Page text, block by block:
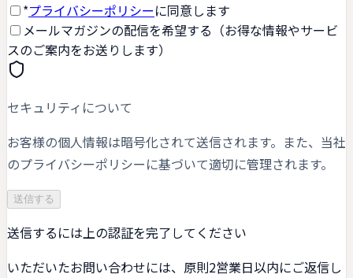
*プライバシーポリシーに同意します
メールマガジンの配信を希望する（お得な情報やサービ
スのご案内をお送りします）
セキュリティについて
お客様の個人情報は暗号化されて送信されます。また、当社
のプライバシーポリシーに基づいて適切に管理されます。
送信する
送信するには上の認証を完了してください
いただいたお問い合わせには、原則2営業日以内にご返信し